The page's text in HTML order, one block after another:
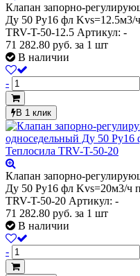
Клапан запорно-
Ду 50 Ру16 фл Kvs=12.5м3/
TRV-T-50-12.5 Артикул: -
71 282.80 руб. за 1 шт
В наличии
-
В 1 клик
Клапан запорно-
Ду 50 Ру16 фл Kvs=20м3/ч
TRV-T-50-20 Артикул: -
71 282.80 руб. за 1 шт
В наличии
-